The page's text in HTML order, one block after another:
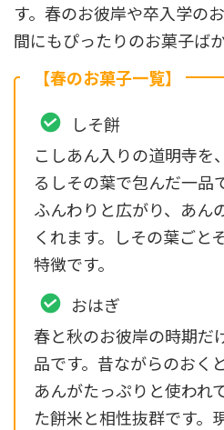
す。春のお彼岸や卒入学の
間にもぴったりのお菓子ばか
【春のお菓子一覧】
しそ餅
こしあん入りの道明寺を
るしその葉で包んだ一品
ふんわりと広がり、あん
くれます。しその葉ごと
特徴です。
おはぎ
春と秋のお彼岸の時期だ
品です。昔ながらのおく
あんがたっぷりと使われ
た餅米と相性抜群です。